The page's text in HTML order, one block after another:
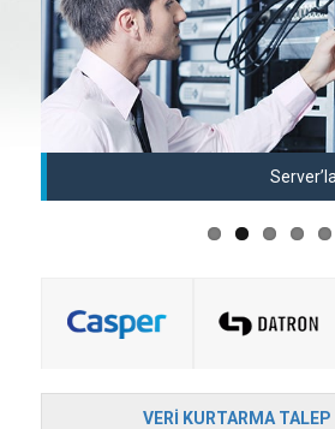
VERI KURTARMA TALEP